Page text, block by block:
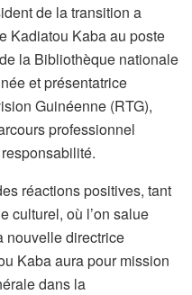
de la transition a
Kadiatou Kaba au poste
la Bibliothèque nationale
et présentatrice
Guinéenne (RTG),
professionnel
réactions positives, tant
culturel, où l’on salue
nouvelle directrice
Kaba aura pour mission
dans la